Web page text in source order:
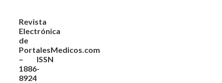
Revista
Electrónica
de
PortalesMedicos.com
– ISSN
1886-
8924